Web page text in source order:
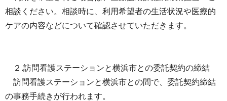
相談ください。相談時に、利用希望者の生活状況や医療的
ケアの内容などについて確認させていただきます。
２.訪問看護ステーションと横浜市との委託契約の締結
訪問看護ステーションと横浜市との間で、委託契約締結
の事務手続きが行われます。